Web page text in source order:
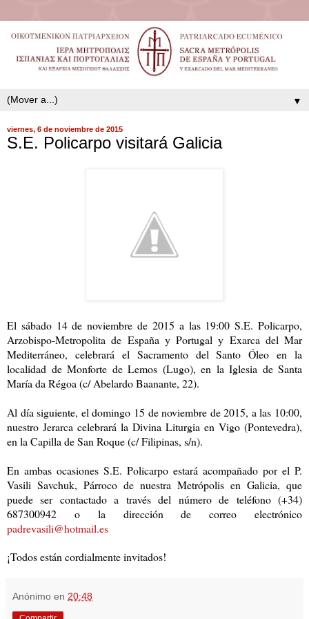
▼
viernes, 6 de noviembre de 2015
S.E. Policarpo visitará Galicia
El sábado 14 de noviembre de 2015 a las 19:00 S.E. Policarpo,
Arzobispo-Metropolita de España y Portugal y Exarca del Mar
Mediterráneo, celebrará el Sacramento del Santo Óleo en la
localidad de Monforte de Lemos (Lugo), en la Iglesia de Santa
María da Régoa (c/ Abelardo Baanante, 22).
Al día siguiente, el domingo 15 de noviembre de 2015, a las 10:00,
nuestro Jerarca celebrará la Divina Liturgia en Vigo (Pontevedra),
en la Capilla de San Roque (c/ Filipinas, s/n).
En ambas ocasiones S.E. Policarpo estará acompañado por el P.
Vasili Savchuk, Párroco de nuestra Metrópolis en Galicia, que
puede ser contactado a través del número de teléfono (+34)
687300942 o la dirección de correo electrónico
padrevasili@hotmail.es
¡Todos están cordialmente invitados!
Anónimo en 20:48